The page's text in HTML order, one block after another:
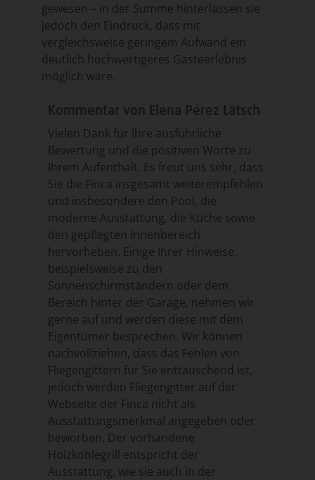
gewesen – in der Summe hinterlassen sie
jedoch den Eindruck, dass mit
vergleichsweise geringem Aufwand ein
deutlich hochwertigeres Gästeerlebnis
möglich wäre.
Kommentar von Elena Pérez Lätsch
Vielen Dank für Ihre ausführliche
Bewertung und die positiven Worte zu
Ihrem Aufenthalt. Es freut uns sehr, dass
Sie die Finca insgesamt weiterempfehlen
und insbesondere den Pool, die
moderne Ausstattung, die Küche sowie
den gepflegten Innenbereich
hervorheben. Einige Ihrer Hinweise,
beispielsweise zu den
Sonnenschirmständern oder dem
Bereich hinter der Garage, nehmen wir
gerne auf und werden diese mit dem
Eigentümer besprechen. Wir können
nachvollziehen, dass das Fehlen von
Fliegengittern für Sie enttäuschend ist,
jedoch werden Fliegengitter auf der
Webseite der Finca nicht als
Ausstattungsmerkmal angegeben oder
beworben. Der vorhandene
Holzkohlegrill entspricht der
Ausstattung, wie sie auch in der